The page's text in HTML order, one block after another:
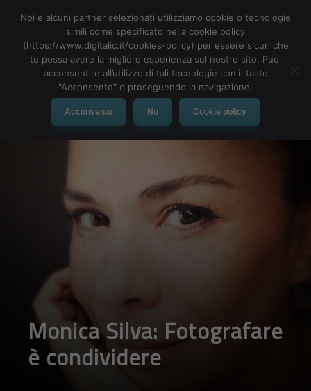
MENU
Monica Silva: Fotografare
è condividere
Noi e alcuni partner selezionati utilizziamo cookie o tecnologie
simili come specificato nella cookie policy
(https://www.digitalic.it/cookies-policy) per essere sicuri che
tu possa avere la migliore esperienza sul nostro sito. Puoi
acconsentire all’utilizzo di tali tecnologie con il tasto
"Acconsento" o proseguendo la navigazione.
Acconsento No Cookie policy